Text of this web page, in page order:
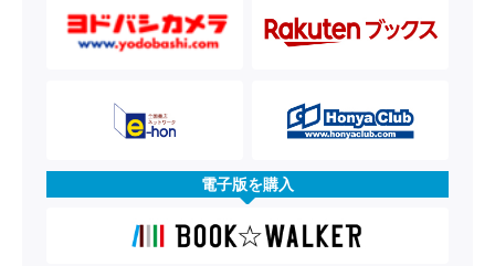
電子版を購入